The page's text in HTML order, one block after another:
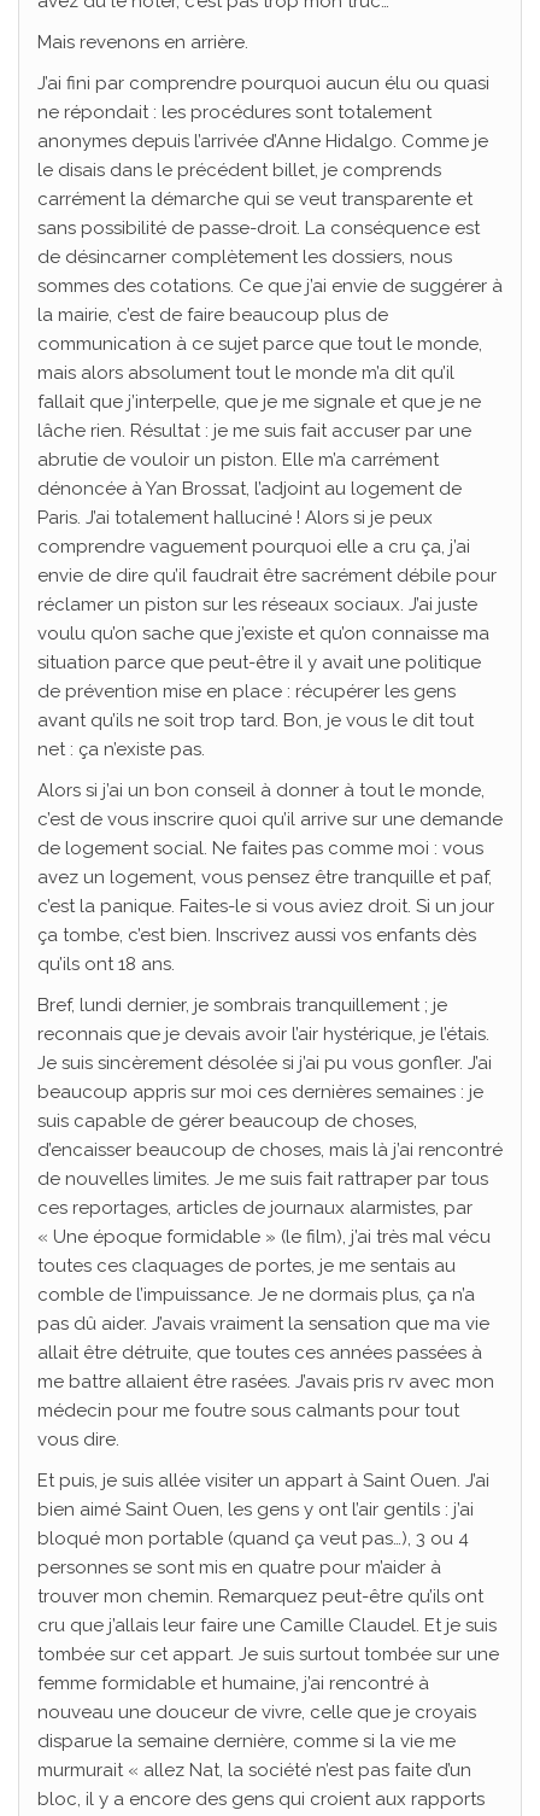
Mais revenons en arrière.
J’ai fini par comprendre pourquoi aucun élu ou quasi
ne répondait : les procédures sont totalement
anonymes depuis l’arrivée d’Anne Hidalgo. Comme je
le disais dans le précédent billet, je comprends
carrément la démarche qui se veut transparente et
sans possibilité de passe-droit. La conséquence est
de désincarner complètement les dossiers, nous
sommes des cotations. Ce que j’ai envie de suggérer à
la mairie, c’est de faire beaucoup plus de
communication à ce sujet parce que tout le monde,
mais alors absolument tout le monde m’a dit qu’il
fallait que j’interpelle, que je me signale et que je ne
lâche rien. Résultat : je me suis fait accuser par une
abrutie de vouloir un piston. Elle m’a carrément
dénoncée à Yan Brossat, l’adjoint au logement de
Paris. J’ai totalement halluciné ! Alors si je peux
comprendre vaguement pourquoi elle a cru ça, j’ai
envie de dire qu’il faudrait être sacrément débile pour
réclamer un piston sur les réseaux sociaux. J’ai juste
voulu qu’on sache que j’existe et qu’on connaisse ma
situation parce que peut-être il y avait une politique
de prévention mise en place : récupérer les gens
avant qu’ils ne soit trop tard. Bon, je vous le dit tout
net : ça n’existe pas.
Alors si j’ai un bon conseil à donner à tout le monde,
c’est de vous inscrire quoi qu’il arrive sur une demande
de logement social. Ne faites pas comme moi : vous
avez un logement, vous pensez être tranquille et paf,
c’est la panique. Faites-le si vous aviez droit. Si un jour
ça tombe, c’est bien. Inscrivez aussi vos enfants dès
qu’ils ont 18 ans.
Bref, lundi dernier, je sombrais tranquillement ; je
reconnais que je devais avoir l’air hystérique, je l’étais.
Je suis sincèrement désolée si j’ai pu vous gonfler. J’ai
beaucoup appris sur moi ces dernières semaines : je
suis capable de gérer beaucoup de choses,
d’encaisser beaucoup de choses, mais là j’ai rencontré
de nouvelles limites. Je me suis fait rattraper par tous
ces reportages, articles de journaux alarmistes, par
« Une époque formidable » (le film), j’ai très mal vécu
toutes ces claquages de portes, je me sentais au
comble de l’impuissance. Je ne dormais plus, ça n’a
pas dû aider. J’avais vraiment la sensation que ma vie
allait être détruite, que toutes ces années passées à
me battre allaient être rasées. J’avais pris rv avec mon
médecin pour me foutre sous calmants pour tout
vous dire.
Et puis, je suis allée visiter un appart à Saint Ouen. J’ai
bien aimé Saint Ouen, les gens y ont l’air gentils : j’ai
bloqué mon portable (quand ça veut pas…), 3 ou 4
personnes se sont mis en quatre pour m’aider à
trouver mon chemin. Remarquez peut-être qu’ils ont
cru que j’allais leur faire une Camille Claudel. Et je suis
tombée sur cet appart. Je suis surtout tombée sur une
femme formidable et humaine, j’ai rencontré à
nouveau une douceur de vivre, celle que je croyais
disparue la semaine dernière, comme si la vie me
murmurait « allez Nat, la société n’est pas faite d’un
bloc, il y a encore des gens qui croient aux rapports